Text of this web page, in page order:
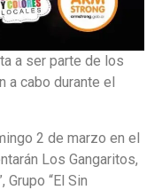
a ser parte de los
cabo durante el
2 de marzo en el
Los Gangaritos,
Grupo “El Sin